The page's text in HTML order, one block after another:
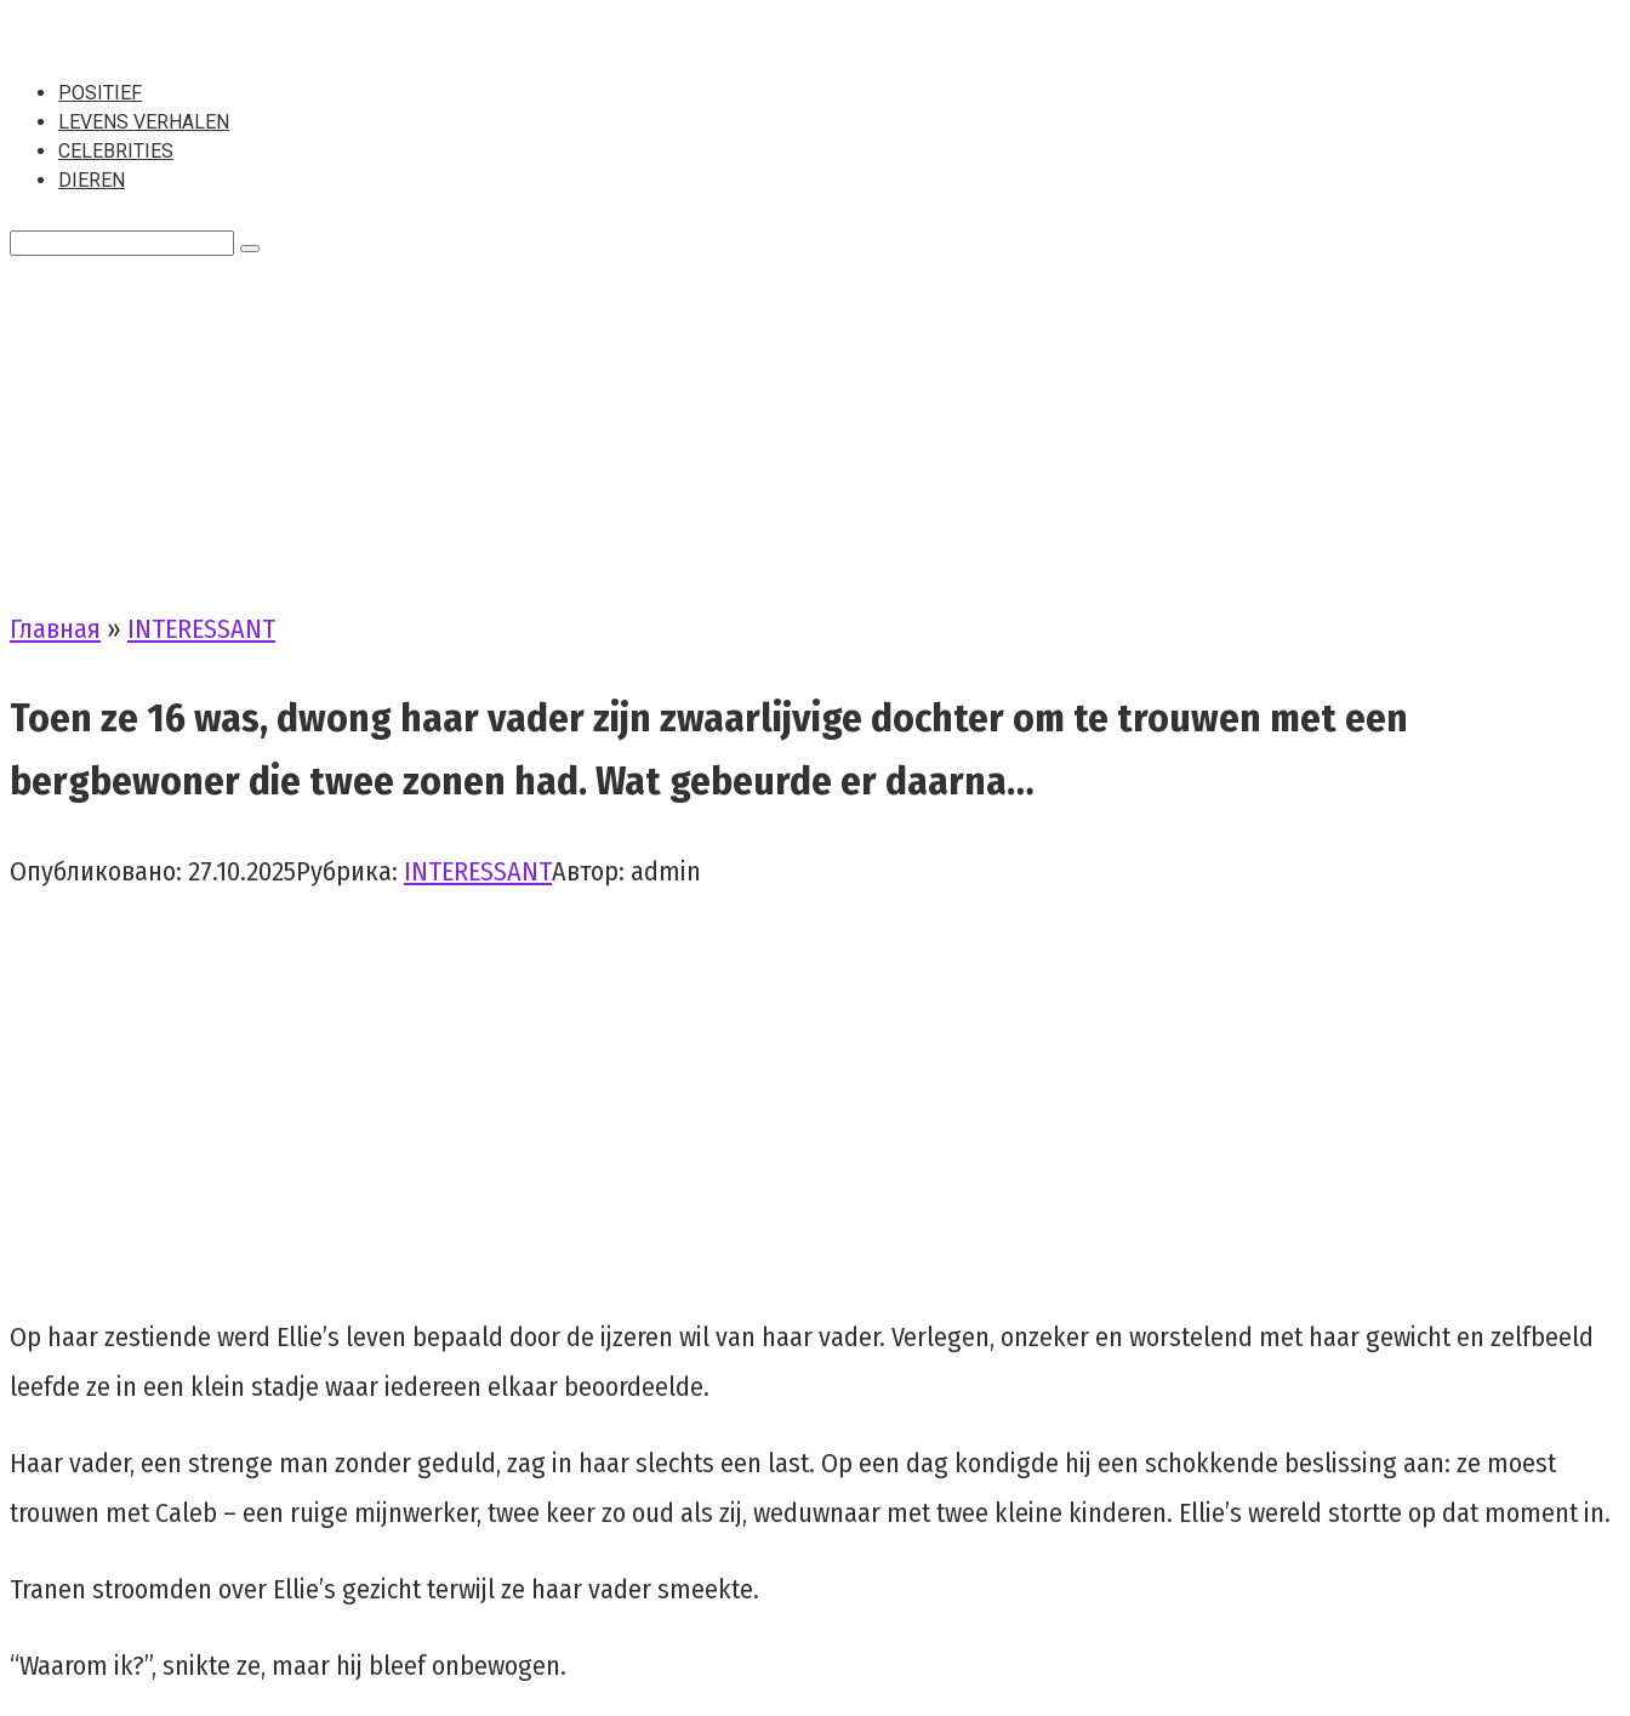
контенту
POSITIEF
LEVENS VERHALEN
CELEBRITIES
DIEREN
Поиск:
Главная » INTERESSANT
Toen ze 16 was, dwong haar vader zijn zwaarlijvige dochter om te trouwen met een
bergbewoner die twee zonen had. Wat gebeurde er daarna…
Опубликовано: 27.10.2025Рубрика: INTERESSANTАвтор: admin
Op haar zestiende werd Ellie’s leven bepaald door de ijzeren wil van haar vader. Verlegen, onzeker en worstelend met haar gewicht en zelfbeeld
leefde ze in een klein stadje waar iedereen elkaar beoordeelde.
Haar vader, een strenge man zonder geduld, zag in haar slechts een last. Op een dag kondigde hij een schokkende beslissing aan: ze moest
trouwen met Caleb – een ruige mijnwerker, twee keer zo oud als zij, weduwnaar met twee kleine kinderen. Ellie’s wereld stortte op dat moment in.
Tranen stroomden over Ellie’s gezicht terwijl ze haar vader smeekte.
“Waarom ik?”, snikte ze, maar hij bleef onbewogen.